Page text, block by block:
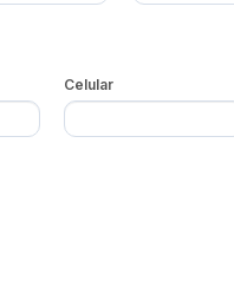
Celular